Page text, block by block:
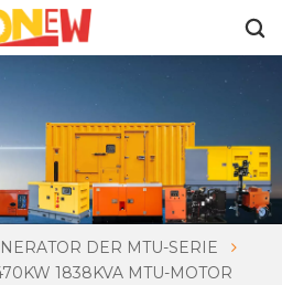
DER MTU-SERIE
1838KVA MTU-MOTOR